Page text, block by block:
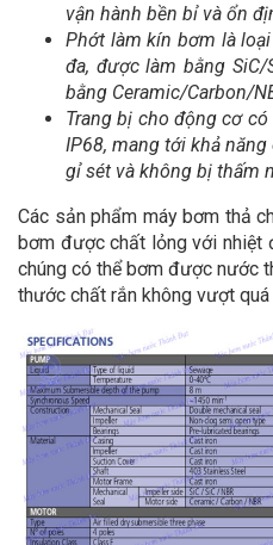
vận hành bền bỉ và ổn
Phớt làm kín bơm là
đa, được làm bằng
bằng Ceramic/Carbon/
Trang bị cho động cơ
IP68, mang tới khả
gỉ sét và không bị thấm
Các sản phẩm máy bơm thả
bơm được chất lỏng với nhiệt
chúng có thể bơm được nước
thước chất rắn không vượt quá